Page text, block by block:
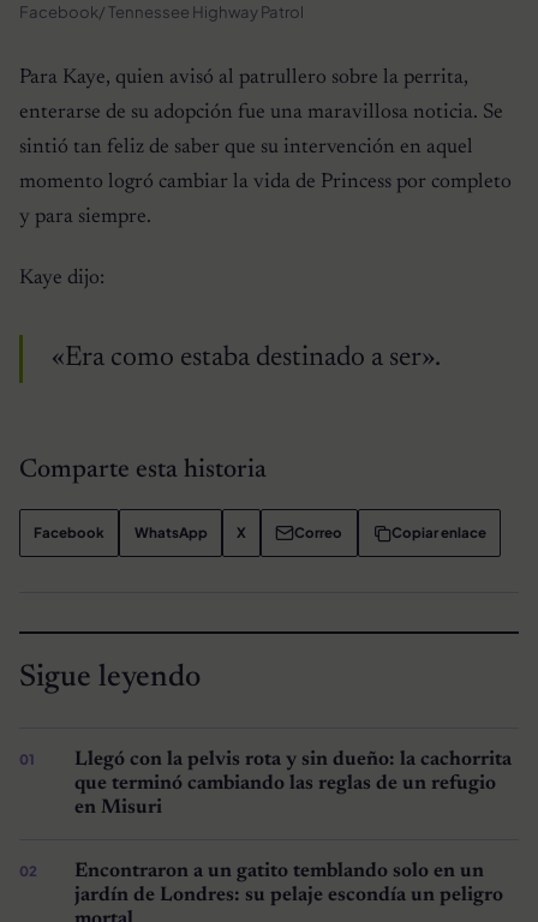
Facebook/ Tennessee Highway Patrol
Para Kaye, quien avisó al patrullero sobre la perrita,
enterarse de su adopción fue una maravillosa noticia. Se
sintió tan feliz de saber que su intervención en aquel
momento logró cambiar la vida de Princess por completo
y para siempre.
Kaye dijo:
«Era como estaba destinado a ser».
Comparte esta historia
Facebook WhatsApp X Correo Copiar enlace
Sigue leyendo
Llegó con la pelvis rota y sin dueño: la cachorrita
que terminó cambiando las reglas de un refugio
en Misuri
Encontraron a un gatito temblando solo en un
jardín de Londres: su pelaje escondía un peligro